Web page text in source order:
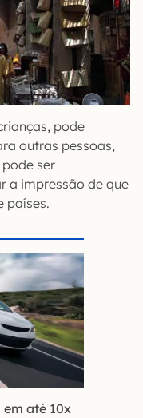
pode
outras pessoas,
ser
a impressão de que
países.
até 10x